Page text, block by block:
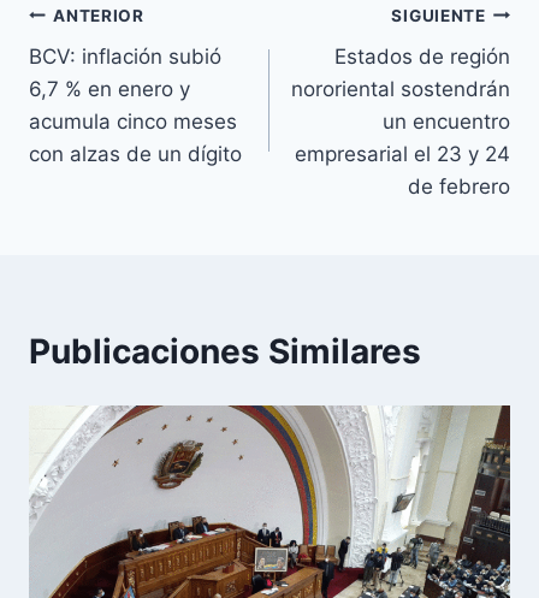
Navegación
de
entradas
ANTERIOR
BCV: inflación subió
6,7 % en enero y
acumula cinco meses
con alzas de un dígito
SIGUIENTE
Estados de región
nororiental sostendrán
un encuentro
empresarial el 23 y 24
de febrero
Publicaciones Similares